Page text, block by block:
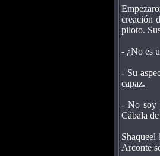
creación
piloto.
- ¿No es
- Su
capaz.
- No soy
Cábala
Arconte